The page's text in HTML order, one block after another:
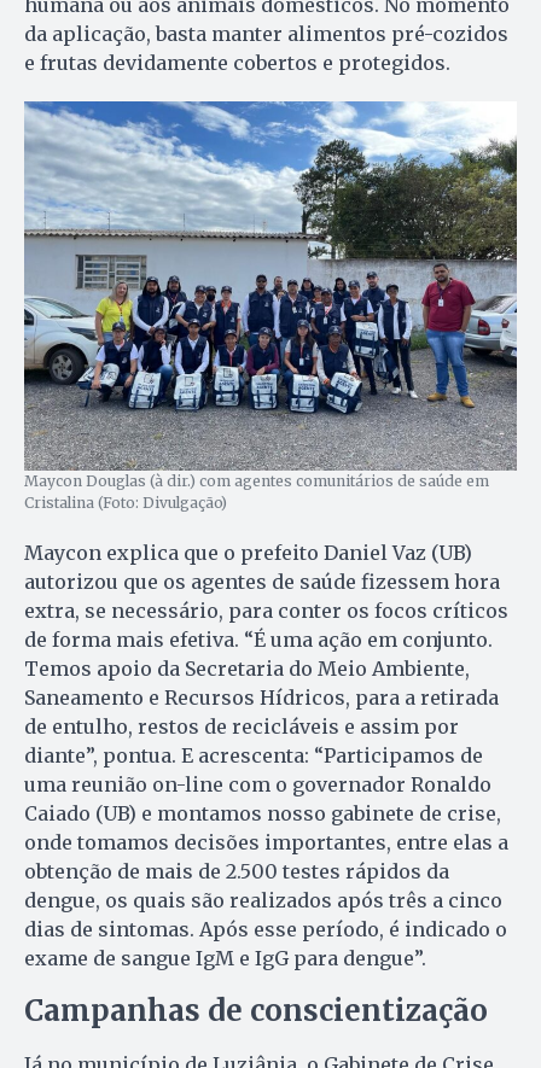
da aplicação, basta manter alimentos pré-cozidos
e frutas devidamente cobertos e protegidos.
Maycon Douglas (à dir.) com agentes comunitários de saúde em
Cristalina (Foto: Divulgação)
Maycon explica que o prefeito Daniel Vaz (UB)
autorizou que os agentes de saúde fizessem hora
extra, se necessário, para conter os focos críticos
de forma mais efetiva. “É uma ação em conjunto.
Temos apoio da Secretaria do Meio Ambiente,
Saneamento e Recursos Hídricos, para a retirada
de entulho, restos de recicláveis e assim por
diante”, pontua. E acrescenta: “Participamos de
uma reunião on-line com o governador Ronaldo
Caiado (UB) e montamos nosso gabinete de crise,
onde tomamos decisões importantes, entre elas a
obtenção de mais de 2.500 testes rápidos da
dengue, os quais são realizados após três a cinco
dias de sintomas. Após esse período, é indicado o
exame de sangue IgM e IgG para dengue”.
Campanhas de conscientização